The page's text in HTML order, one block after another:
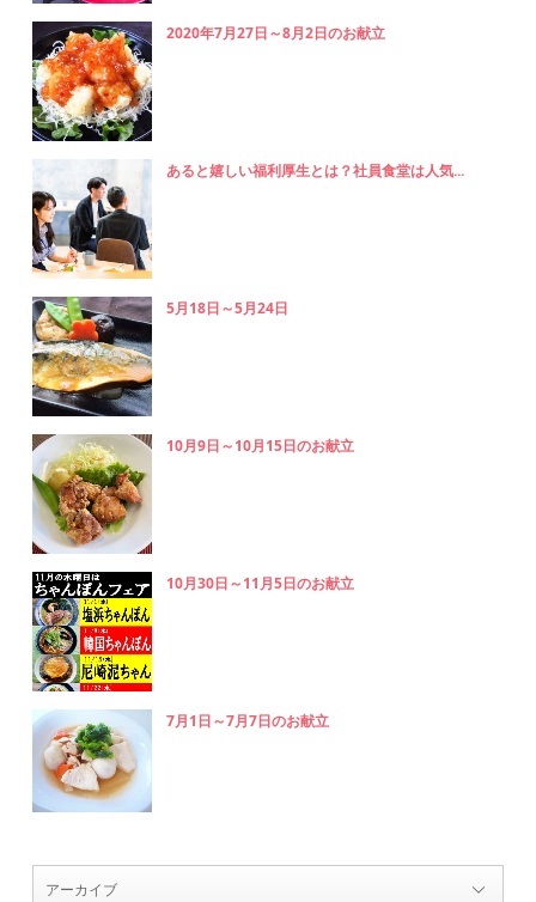
2020年7月27日～8月2日のお献立
あると嬉しい福利厚生とは？社員食堂は人気...
5月18日～5月24日
10月9日～10月15日のお献立
10月30日～11月5日のお献立
7月1日～7月7日のお献立